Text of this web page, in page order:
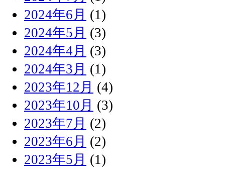
2024年6月 (1)
2024年5月 (3)
2024年4月 (3)
2024年3月 (1)
2023年12月 (4)
2023年10月 (3)
2023年7月 (2)
2023年6月 (2)
2023年5月 (1)